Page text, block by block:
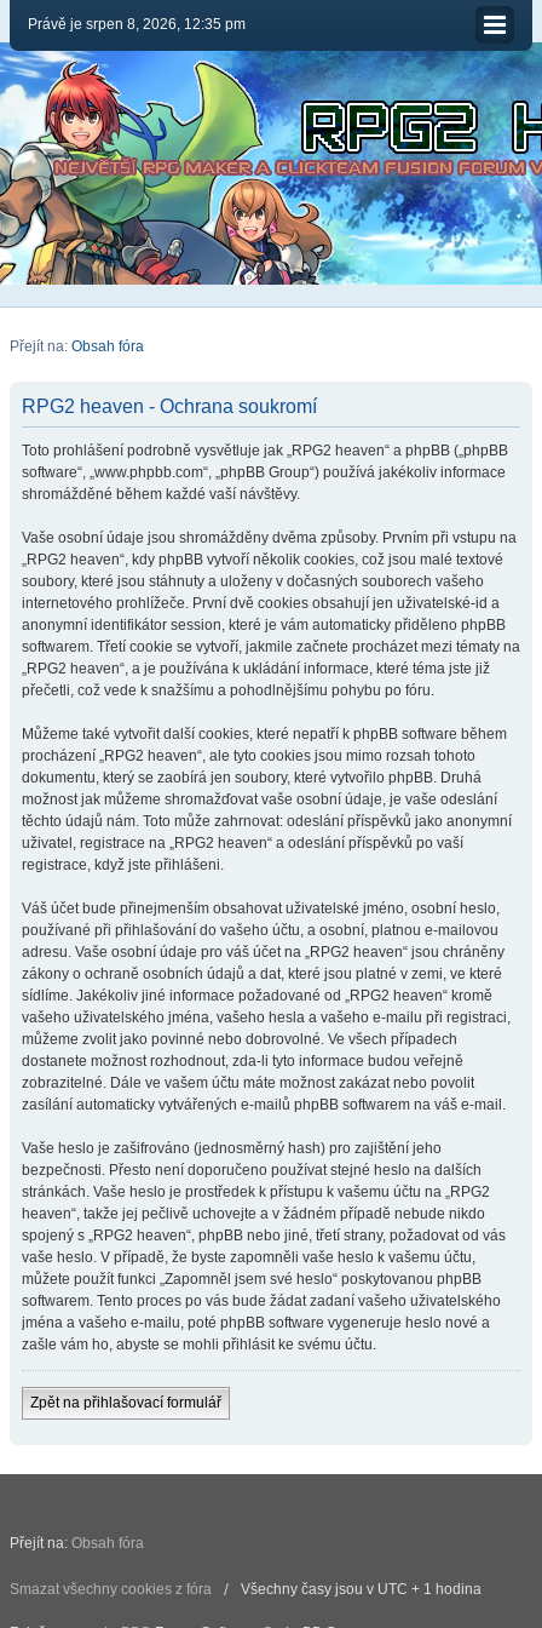
Právě je srpen 8, 2026, 12:35 pm
Přejít na: Obsah fóra
RPG2 heaven - Ochrana soukromí
Toto prohlášení podrobně vysvětluje jak „RPG2 heaven“ a phpBB („phpBB
software“, „www.phpbb.com“, „phpBB Group“) používá jakékoliv informace
shromážděné během každé vaší návštěvy.
Vaše osobní údaje jsou shromážděny dvěma způsoby. Prvním při vstupu na
„RPG2 heaven“, kdy phpBB vytvoří několik cookies, což jsou malé textové
soubory, které jsou stáhnuty a uloženy v dočasných souborech vašeho
internetového prohlížeče. První dvě cookies obsahují jen uživatelské-id a
anonymní identifikátor session, které je vám automaticky přiděleno phpBB
softwarem. Třetí cookie se vytvoří, jakmile začnete procházet mezi tématy na
„RPG2 heaven“, a je používána k ukládání informace, které téma jste již
přečetli, což vede k snažšímu a pohodlnějšímu pohybu po fóru.
Můžeme také vytvořit další cookies, které nepatří k phpBB software během
procházení „RPG2 heaven“, ale tyto cookies jsou mimo rozsah tohoto
dokumentu, který se zaobírá jen soubory, které vytvořilo phpBB. Druhá
možnost jak můžeme shromažďovat vaše osobní údaje, je vaše odeslání
těchto údajů nám. Toto může zahrnovat: odeslání příspěvků jako anonymní
uživatel, registrace na „RPG2 heaven“ a odeslání příspěvků po vaší
registrace, když jste přihlášeni.
Váš účet bude přinejmenším obsahovat uživatelské jméno, osobní heslo,
používané při přihlašování do vašeho účtu, a osobní, platnou e-mailovou
adresu. Vaše osobní údaje pro váš účet na „RPG2 heaven“ jsou chráněny
zákony o ochraně osobních údajů a dat, které jsou platné v zemi, ve které
sídlíme. Jakékoliv jiné informace požadované od „RPG2 heaven“ kromě
vašeho uživatelského jména, vašeho hesla a vašeho e-mailu při registraci,
můžeme zvolit jako povinné nebo dobrovolné. Ve všech případech
dostanete možnost rozhodnout, zda-li tyto informace budou veřejně
zobrazitelné. Dále ve vašem účtu máte možnost zakázat nebo povolit
zasílání automaticky vytvářených e-mailů phpBB softwarem na váš e-mail.
Vaše heslo je zašifrováno (jednosměrný hash) pro zajištění jeho
bezpečnosti. Přesto není doporučeno používat stejné heslo na dalších
stránkách. Vaše heslo je prostředek k přístupu k vašemu účtu na „RPG2
heaven“, takže jej pečlivě uchovejte a v žádném případě nebude nikdo
spojený s „RPG2 heaven“, phpBB nebo jiné, třetí strany, požadovat od vás
vaše heslo. V případě, že byste zapomněli vaše heslo k vašemu účtu,
můžete použít funkci „Zapomněl jsem své heslo“ poskytovanou phpBB
softwarem. Tento proces po vás bude žádat zadaní vašeho uživatelského
jména a vašeho e-mailu, poté phpBB software vygeneruje heslo nové a
zašle vám ho, abyste se mohli přihlásit ke svému účtu.
Zpět na přihlašovací formulář
Přejít na: Obsah fóra
Smazat všechny cookies z fóra Všechny časy jsou v UTC + 1 hodina